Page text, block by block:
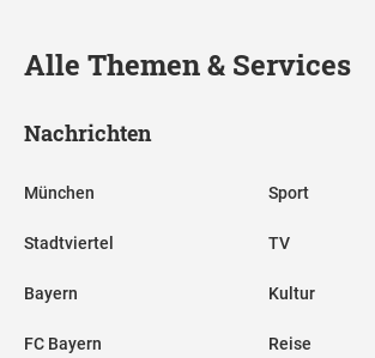
Alle Themen & Services
Nachrichten
München
Stadtviertel
Bayern
FC Bayern
Sport
TV
Kultur
Reise